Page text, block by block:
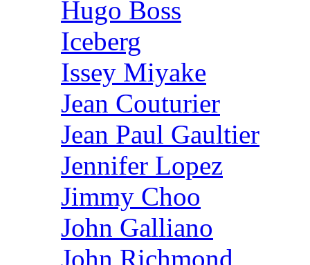
Hugo Boss
Iceberg
Issey Miyake
Jean Couturier
Jean Paul Gaultier
Jennifer Lopez
Jimmy Choo
John Galliano
John Richmond